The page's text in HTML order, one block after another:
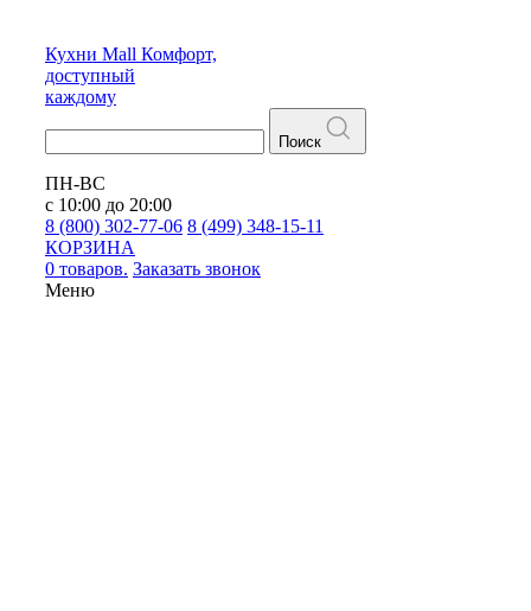
Кухни Mall Комфорт,
доступный
каждому
Поиск
ПН-ВС
с 10:00 до 20:00
8 (800) 302-77-06 8 (499) 348-15-11
КОРЗИНА
0 товаров. Заказать звонок
Меню